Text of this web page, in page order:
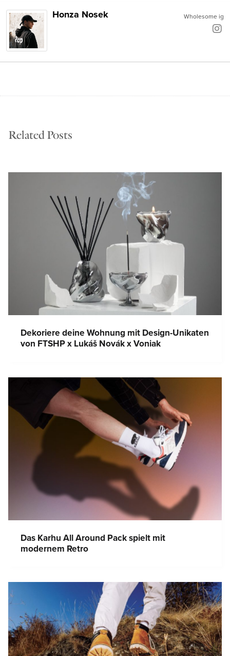
Wholesome ig
Honza Nosek
Related Posts
Dekoriere deine Wohnung mit Design-Unikaten
von FTSHP x Lukáš Novák x Voniak
Das Karhu All Around Pack spielt mit
modernem Retro